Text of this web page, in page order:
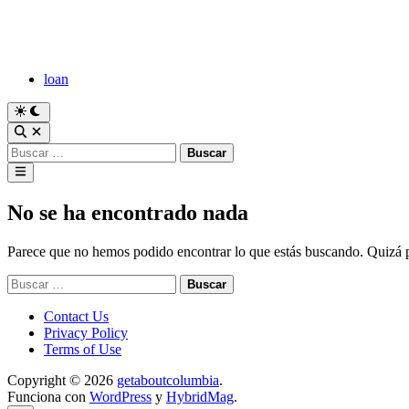
loan
Cambiar
a
modo
oscuro
Abrir
búsqueda
Buscar:
Menú
principal
No se ha encontrado nada
Parece que no hemos podido encontrar lo que estás buscando. Quizá
Buscar:
Contact Us
Privacy Policy
Terms of Use
Copyright © 2026 getaboutcolumbia.
Funciona con WordPress y HybridMag.